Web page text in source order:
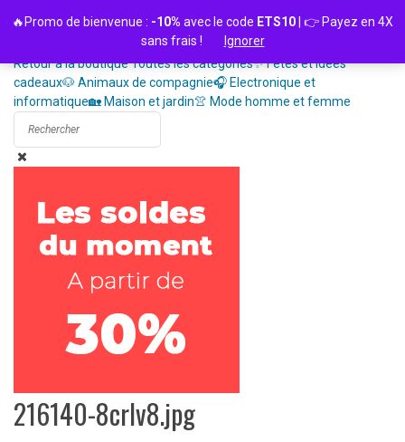
Retour à la boutiqueToutes les catégories✨ Fêtes et idées
cadeaux🐶 Animaux de compagnie🎧 Electronique et
informatique🏡 Maison et jardin👚 Mode homme et femme
216140-8crlv8.jpg
🔥Promo de bienvenue : -10% avec le code ETS10 | 👉 Payez en 4X
sans frais !
Ignorer